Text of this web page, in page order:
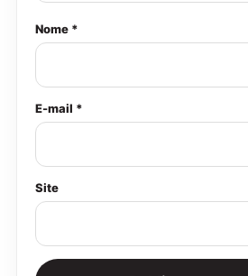
Nome *
E-mail *
Site